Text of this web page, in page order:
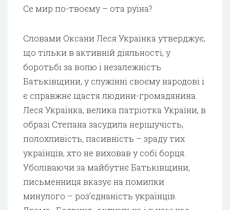
Се мир по-твоєму – ота руїна?
Словами Оксани Леся Українка утверджує,
що тільки в активній діяльності, у
боротьбі за волю і незалежність
Батьківщини, у служінні своєму народові і
є справжнє щастя людини-громадянина.
Леся Українка, велика патріотка України, в
образі Степана засудила нерішучість,
полохливість, пасивність – зраду тих
українців, хто не виховав у собі борця.
Уболіваючи за майбутнє Батьківщини,
письменниця вказує на помилки
минулого – роз’єднаність українців.